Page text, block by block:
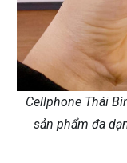
Cellphone Thái
sản phẩm đa